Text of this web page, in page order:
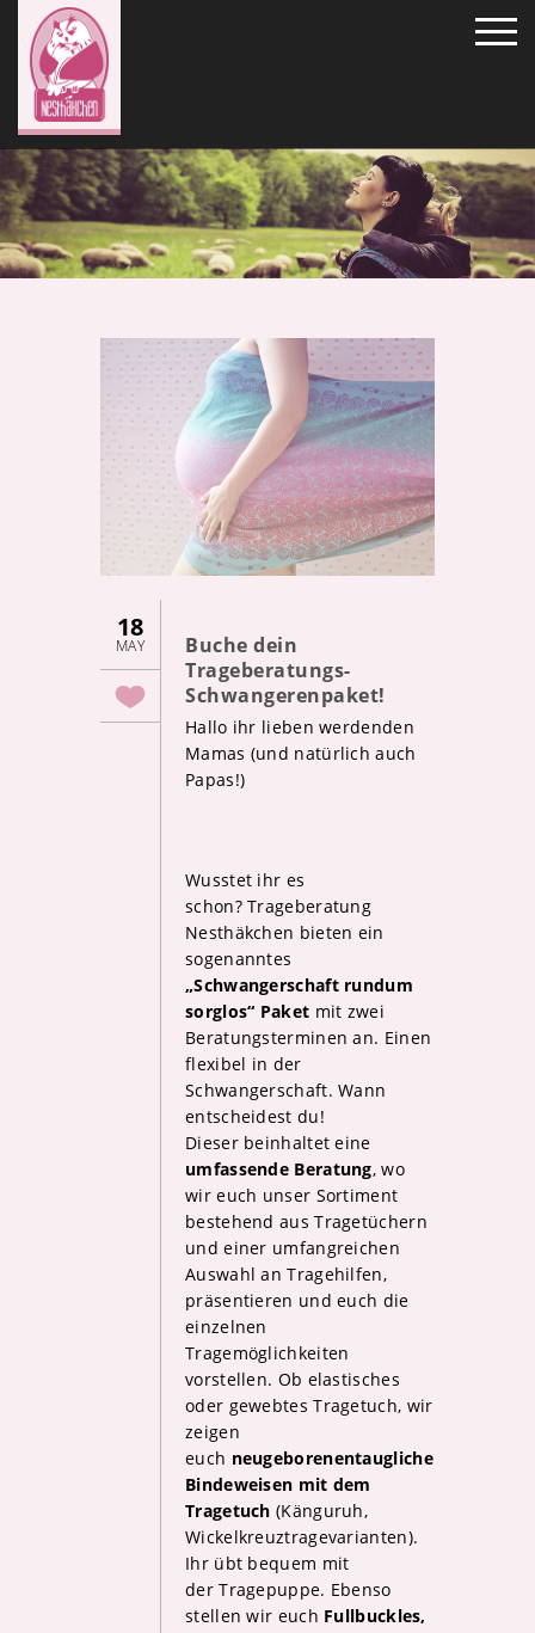
18
MAY
Buche dein
Trageberatungs-
Schwangerenpaket!
Hallo ihr lieben werdenden
Mamas (und natürlich auch
Papas!)
Wusstet ihr es
schon? Trageberatung
Nesthäkchen bieten ein
sogenanntes
„Schwangerschaft rundum
sorglos“ Paket mit zwei
Beratungsterminen an. Einen
flexibel in der
Schwangerschaft. Wann
entscheidest du!
Dieser beinhaltet eine
umfassende Beratung, wo
wir euch unser Sortiment
bestehend aus Tragetüchern
und einer umfangreichen
Auswahl an Tragehilfen,
präsentieren und euch die
einzelnen
Tragemöglichkeiten
vorstellen. Ob elastisches
oder gewebtes Tragetuch, wir
zeigen
euch neugeborenentaugliche
Bindeweisen mit dem
Tragetuch (Känguruh,
Wickelkreuztragevarianten).
Ihr übt bequem mit
der Tragepuppe. Ebenso
stellen wir euch Fullbuckles,